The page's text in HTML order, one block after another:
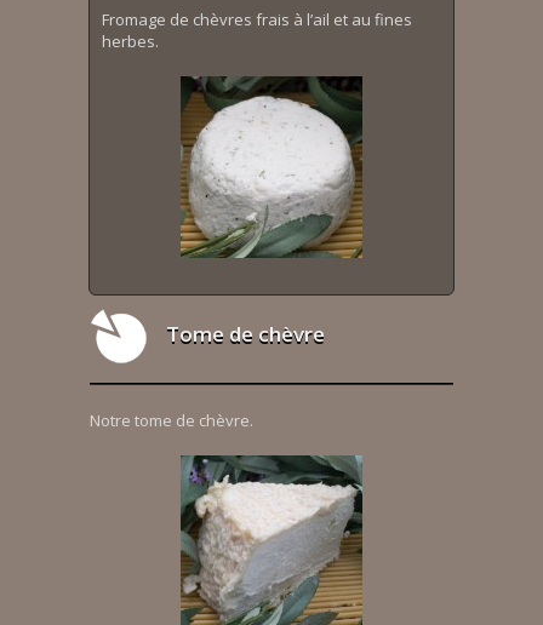
Fromage de chèvres frais à l’ail et au fines
herbes.
Tome de chèvre
Notre tome de chèvre.